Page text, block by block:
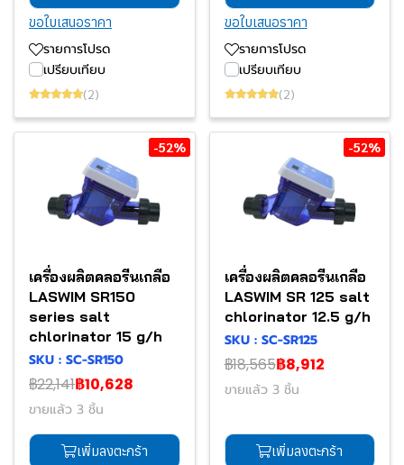
ขอใบเสนอราคา
รายการโปรด
เปรียบเทียบ
(2)
ขอใบเสนอราคา
รายการโปรด
เปรียบเทียบ
(2)
-52%
เครื่องผลิตคลอรีนเกลือ
LASWIM SR150
series salt
chlorinator 15 g/h
SKU : SC-SR150
฿22,141฿10,628
ขายแล้ว 3 ชิ้น
เพิ่มลงตะกร้า
-52%
เครื่องผลิตคลอรีนเกลือ
LASWIM SR 125 salt
chlorinator 12.5 g/h
SKU : SC-SR125
฿18,565฿8,912
ขายแล้ว 3 ชิ้น
เพิ่มลงตะกร้า